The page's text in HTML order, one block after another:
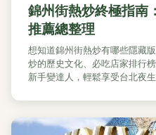
錦州街熱炒終極指南
推薦總整理
想知道錦州街熱炒有哪些隱藏
炒的歷史文化、必吃店家排行
新手變達人，輕鬆享受台北夜生